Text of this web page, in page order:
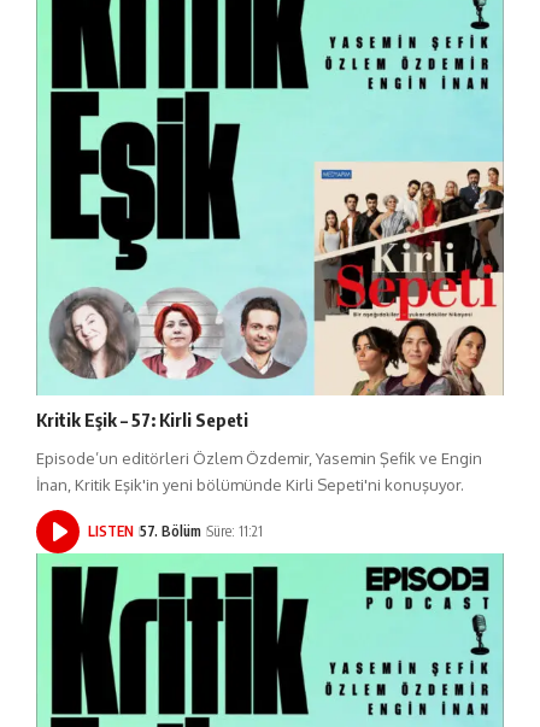
Kritik Eşik – 57: Kirli Sepeti
Episode’un editörleri Özlem Özdemir, Yasemin Şefik ve Engin
İnan, Kritik Eşik'in yeni bölümünde Kirli Sepeti'ni konuşuyor.
LISTEN 57. Bölüm Süre: 11:21